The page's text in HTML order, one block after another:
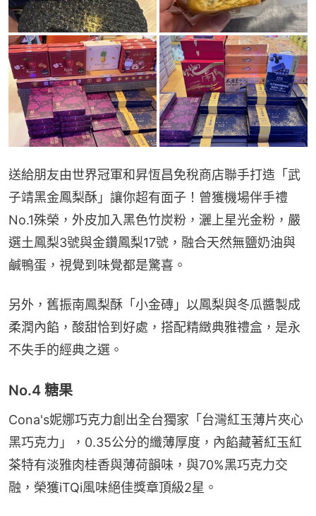
送給朋友由世界冠軍和昇恆昌免稅商店聯手打造「武
子靖黑金鳳梨酥」讓你超有面子！曾獲機場伴手禮
No.1殊榮，外皮加入黑色竹炭粉，灑上星光金粉，嚴
選土鳳梨3號與金鑽鳳梨17號，融合天然無鹽奶油與
鹹鴨蛋，視覺到味覺都是驚喜。
另外，舊振南鳳梨酥「小金磚」以鳳梨與冬瓜醬製成
柔潤內餡，酸甜恰到好處，搭配精緻典雅禮盒，是永
不失手的經典之選。
No.4 糖果
Cona's妮娜巧克力創出全台獨家「台灣紅玉薄片夾心
黑巧克力」，0.35公分的纖薄厚度，內餡藏著紅玉紅
茶特有淡雅肉桂香與薄荷韻味，與70%黑巧克力交
融，榮獲iTQi風味絕佳獎章頂級2星。